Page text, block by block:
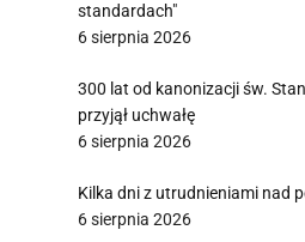
standardach"
6 sierpnia 2026
300 lat od kanonizacji św.
przyjął uchwałę
6 sierpnia 2026
Kilka dni z utrudnieniami nad
6 sierpnia 2026